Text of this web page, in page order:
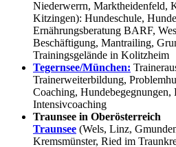
Niederwerrn, Marktheidenfeld,
Kitzingen): Hundeschule,
Ernährungsberatung BARF,
Beschäftigung, Mantrailing,
Trainingsgelände in Kolitzheim
Tegernsee/München:
Trainerweiterbildung,
Coaching, Hundebegegnungen,
Intensivcoaching
Traunsee in Oberösterreich
Traunsee (Wels, Linz,
Kremsmünster, Ried im